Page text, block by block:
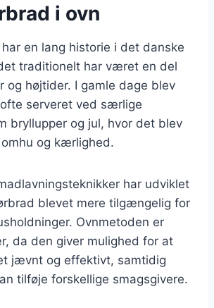
i ovn
en lang historie i det danske
traditionelt har været en del
og højtider. I gamle dage blev
serveret ved særlige
bryllupper og jul, hvor det blev
og kærlighed.
har udviklet
blevet mere tilgængelig for
Ovnmetoden er
da den giver mulighed for at
jævnt og effektivt, samtidig
tilføje forskellige smagsgivere.